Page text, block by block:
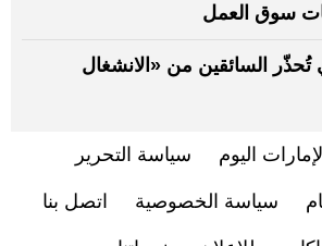
سوق العمل
السائقين من «الانشغال
اليوم سياسة التحرير
سياسة الخصوصية اتصل بنا